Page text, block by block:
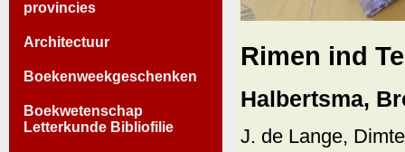
provincies
Architectuur
Boekenweekgeschenken
Boekwetenschap
Letterkunde Bibliofilie
Rimen ind
Halbertsma,
J. de Lange,